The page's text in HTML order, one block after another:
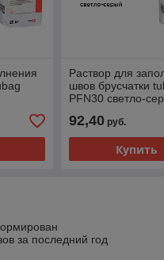
Раствор для
швов брусчатки
PFN30 светло-
92,40руб.
Купить
за последний год